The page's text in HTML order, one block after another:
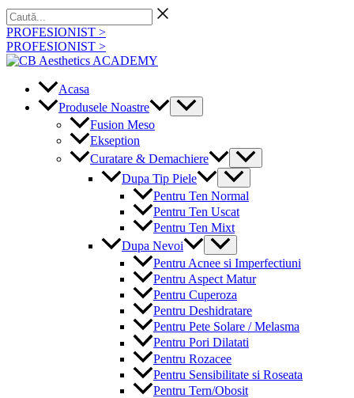
Skip
to
content
Caută...
PROFESIONIST >
PROFESIONIST >
Acasa
Produsele Noastre
Menu
Toggle
Fusion Meso
Ekseption
Curatare & Demachiere
Menu
Toggle
Dupa Tip Piele
Menu
Toggle
Pentru Ten Normal
Pentru Ten Uscat
Pentru Ten Mixt
Dupa Nevoi
Menu
Toggle
Pentru Acnee si Imperfectiuni
Pentru Aspect Matur
Pentru Cuperoza
Pentru Deshidratare
Pentru Pete Solare / Melasma
Pentru Pori Dilatati
Pentru Rozacee
Pentru Sensibilitate si Roseata
Pentru Tern/Obosit